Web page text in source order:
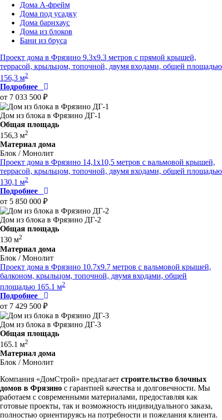
Дома А-фрейм
Дома под усадку
Дома барнхаус
Дома из блоков
Бани из бруса
Проект дома в Фрязино 9.3x9.3 метров с прямой крышей,
террасой, крыльцом, топочной, двумя входами, общей площадью
156,3 м2
Подробнее
от 7 033 500 ₽
Дом из блока в Фрязино ДГ-1
Общая площадь
156,3 м2
Материал дома
Блок / Монолит
Проект дома в Фрязино 14,1x10,5 метров с вальмовой крышей,
террасой, крыльцом, топочной, двумя входами, общей площадью
130,1 м2
Подробнее
от 5 850 000 ₽
Дом из блока в Фрязино ДГ-2
Общая площадь
130 м2
Материал дома
Блок / Монолит
Проект дома в Фрязино 10.7x9.7 метров с вальмовой крышей,
балконом, крыльцом, топочной, двумя входами, общей
площадью 165.1 м2
Подробнее
от 7 429 500 ₽
Дом из блока в Фрязино ДГ-3
Общая площадь
165.1 м2
Материал дома
Блок / Монолит
Компания «ДомСтрой» предлагает строительство блочных
домов в Фрязино с гарантией качества и долговечности. Мы
работаем с современными материалами, предоставляя как
готовые проекты, так и возможность индивидуального заказа,
полностью ориентируясь на потребности и пожелания клиента.